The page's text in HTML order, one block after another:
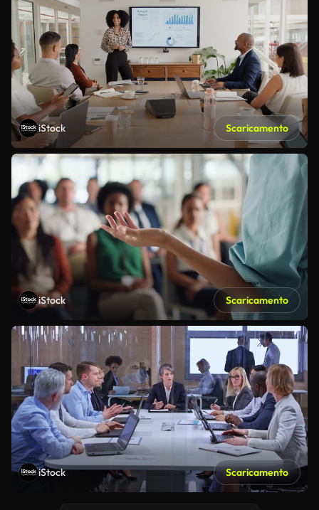
iStock Scaricamento
iStock Scaricamento
iStock Scaricamento